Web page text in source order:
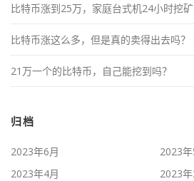
比特币涨到25万，家庭台式机24小时挖
比特币涨这么多，但是真的卖得出去吗？
21万一个的比特币，自己能挖到吗？
归档
2023年6月
2023
2023年4月
2023